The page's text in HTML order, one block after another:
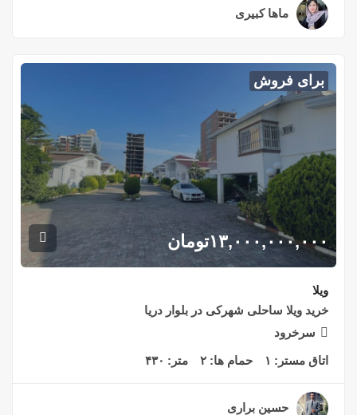
ماها کبیری
برای فروش
۱۳,۰۰۰,۰۰۰,۰۰۰تومان
ویلا
خرید ویلا ساحلی شهرکی در بلوار دریا
سرخرود
اتاق مستر: ۱ حمام ها: ۲ متر: ۴۳۰
حسین براری